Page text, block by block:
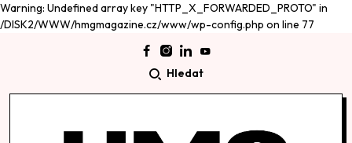
Warning: Undefined array key "HTTP_X_FORWARDED_PROTO" in
/DISK2/WWW/hmgmagazine.cz/www/wp-config.php on line 77
Hledat